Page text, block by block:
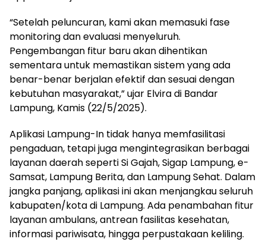
“Setelah peluncuran, kami akan memasuki fase
monitoring dan evaluasi menyeluruh.
Pengembangan fitur baru akan dihentikan
sementara untuk memastikan sistem yang ada
benar-benar berjalan efektif dan sesuai dengan
kebutuhan masyarakat,” ujar Elvira di Bandar
Lampung, Kamis (22/5/2025).
Aplikasi Lampung-In tidak hanya memfasilitasi
pengaduan, tetapi juga mengintegrasikan berbagai
layanan daerah seperti Si Gajah, Sigap Lampung, e-
Samsat, Lampung Berita, dan Lampung Sehat. Dalam
jangka panjang, aplikasi ini akan menjangkau seluruh
kabupaten/kota di Lampung. Ada penambahan fitur
layanan ambulans, antrean fasilitas kesehatan,
informasi pariwisata, hingga perpustakaan keliling.